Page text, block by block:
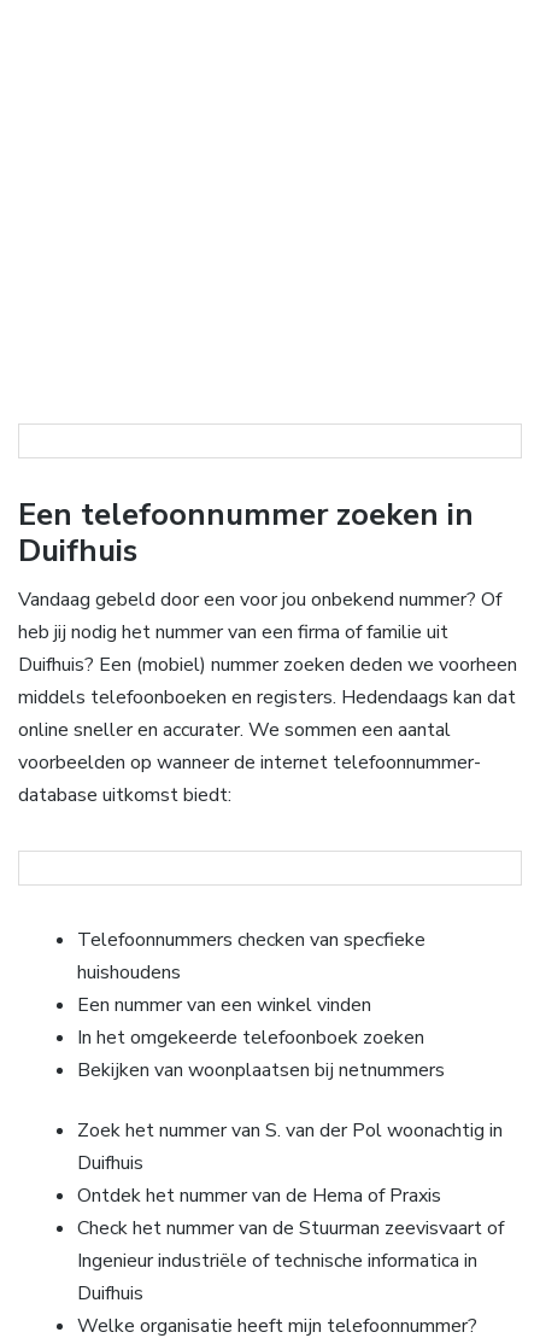
Een telefoonnummer zoeken in
Duifhuis
Vandaag gebeld door een voor jou onbekend nummer? Of
heb jij nodig het nummer van een firma of familie uit
Duifhuis? Een (mobiel) nummer zoeken deden we voorheen
middels telefoonboeken en registers. Hedendaags kan dat
online sneller en accurater. We sommen een aantal
voorbeelden op wanneer de internet telefoonnummer-
database uitkomst biedt:
Telefoonnummers checken van specfieke
huishoudens
Een nummer van een winkel vinden
In het omgekeerde telefoonboek zoeken
Bekijken van woonplaatsen bij netnummers
Zoek het nummer van S. van der Pol woonachtig in
Duifhuis
Ontdek het nummer van de Hema of Praxis
Check het nummer van de Stuurman zeevisvaart of
Ingenieur industriële of technische informatica in
Duifhuis
Welke organisatie heeft mijn telefoonnummer?